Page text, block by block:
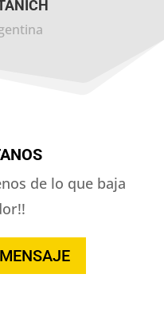
de lo que baja